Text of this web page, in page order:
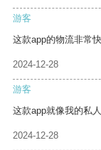
游客
这款app的物流非常
2024-12-28
游客
这款app就像我的私
2024-12-28